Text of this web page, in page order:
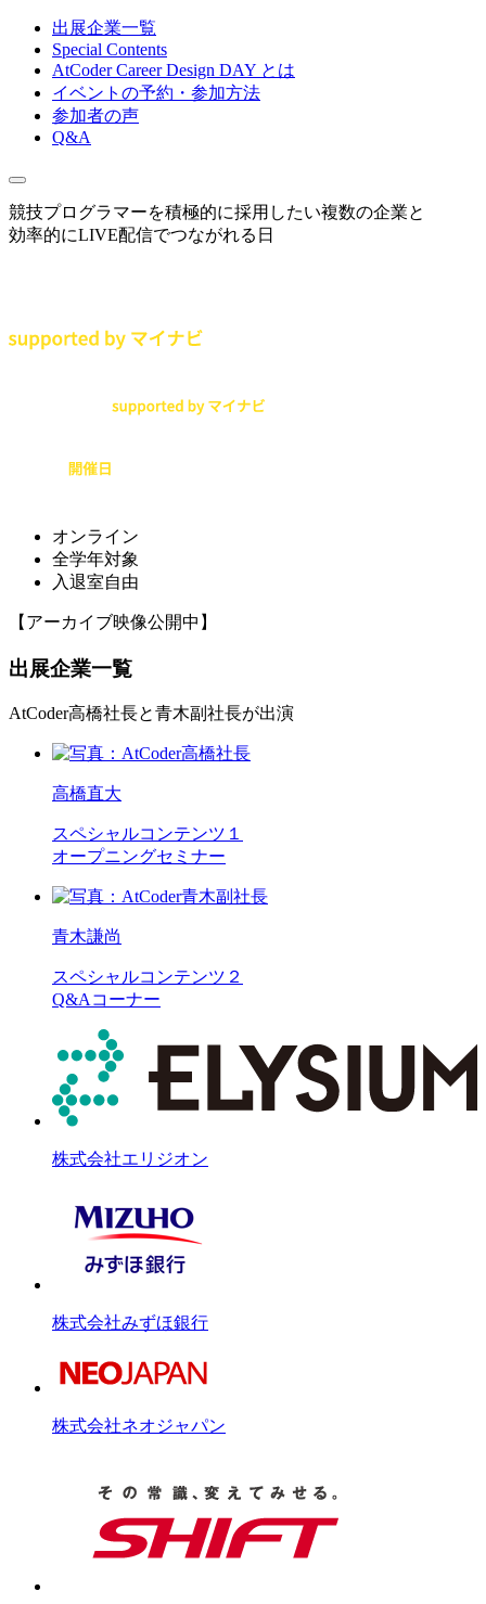
出展企業一覧
Special Contents
AtCoder Career Design DAY とは
イベントの予約・参加方法
参加者の声
Q&A
競技プログラマーを積極的に採用したい複数の企業と
効率的にLIVE配信でつながれる日
オンライン
全学年対象
入退室自由
【アーカイブ映像公開中】
出展企業一覧
AtCoder高橋社長と青木副社長が出演
高橋直大
スペシャルコンテンツ１
オープニングセミナー
青木謙尚
スペシャルコンテンツ２
Q&Aコーナー
株式会社エリジオン
株式会社みずほ銀行
株式会社ネオジャパン